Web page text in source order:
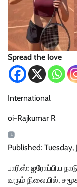
Spread the love
International
oi-Rajkumar R
Published:
பாரிஸ்: ஐரோப்பிய
வரும் நிலையில்,